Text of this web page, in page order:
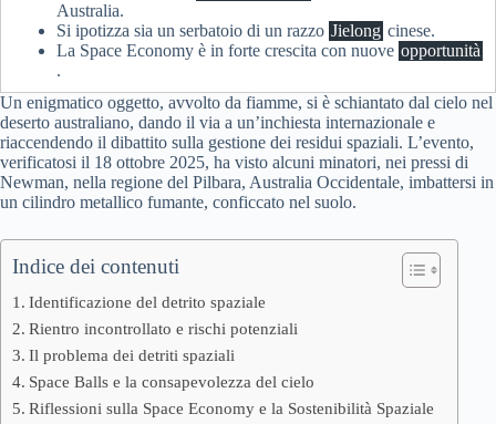
Australia.
Si ipotizza sia un serbatoio di un razzo Jielong cinese.
La Space Economy è in forte crescita con nuove opportunità
.
Un enigmatico oggetto, avvolto da fiamme, si è schiantato dal cielo nel
deserto australiano, dando il via a un’inchiesta internazionale e
riaccendendo il dibattito sulla gestione dei residui spaziali. L’evento,
verificatosi il 18 ottobre 2025, ha visto alcuni minatori, nei pressi di
Newman, nella regione del Pilbara, Australia Occidentale, imbattersi in
un cilindro metallico fumante, conficcato nel suolo.
Indice dei contenuti
Identificazione del detrito spaziale
Rientro incontrollato e rischi potenziali
Il problema dei detriti spaziali
Space Balls e la consapevolezza del cielo
Riflessioni sulla Space Economy e la Sostenibilità Spaziale